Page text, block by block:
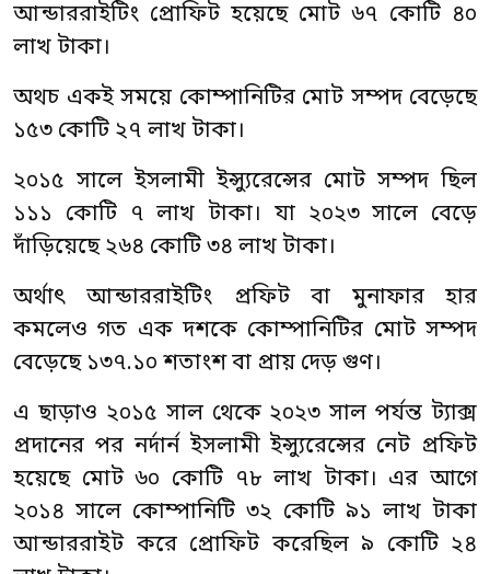
আন্ডাররাইটিং প্রোফিট হয়েছে মোট ৬৭ কোটি ৪০
লাখ টাকা।
অথচ একই সময়ে কোম্পানিটির মোট সম্পদ বেড়েছে
১৫৩ কোটি ২৭ লাখ টাকা।
২০১৫ সালে ইসলামী ইন্স্যুরেন্সের মোট সম্পদ ছিল
১১১ কোটি ৭ লাখ টাকা। যা ২০২৩ সালে বেড়ে
দাঁড়িয়েছে ২৬৪ কোটি ৩৪ লাখ টাকা।
অর্থাৎ আন্ডাররাইটিং প্রফিট বা মুনাফার হার
কমলেও গত এক দশকে কোম্পানিটির মোট সম্পদ
বেড়েছে ১৩৭.১০ শতাংশ বা প্রায় দেড় গুণ।
এ ছাড়াও ২০১৫ সাল থেকে ২০২৩ সাল পর্যন্ত ট্যাক্স
প্রদানের পর নর্দার্ন ইসলামী ইন্স্যুরেন্সের নেট প্রফিট
হয়েছে মোট ৬০ কোটি ৭৮ লাখ টাকা। এর আগে
২০১৪ সালে কোম্পানিটি ৩২ কোটি ৯১ লাখ টাকা
আন্ডাররাইট করে প্রোফিট করেছিল ৯ কোটি ২৪